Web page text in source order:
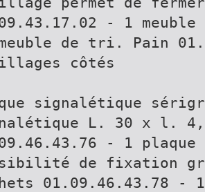
- 1 meuble
de tri. Pain
côtés
signalétique
L. 30 x l.
- 1
de fixation
01.09.46.43.78